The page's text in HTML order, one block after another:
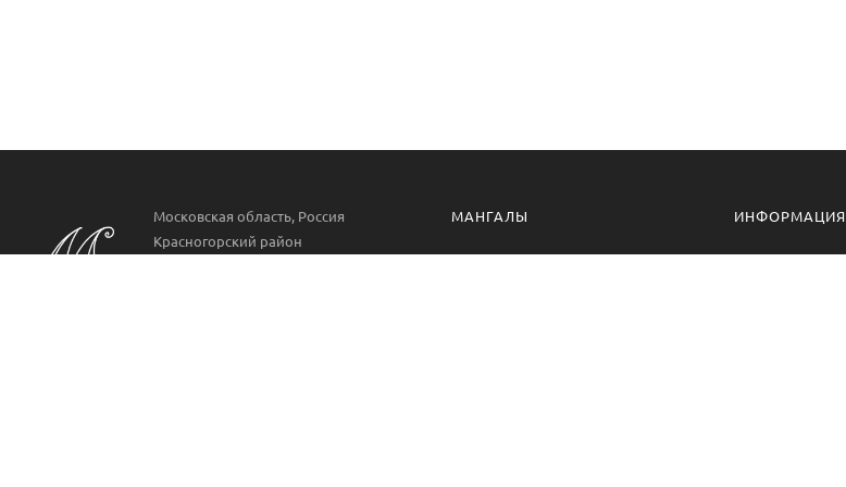
МАНГАЛЫ ИНФОРМАЦИЯ
Московская область, Россия
Красногорский район